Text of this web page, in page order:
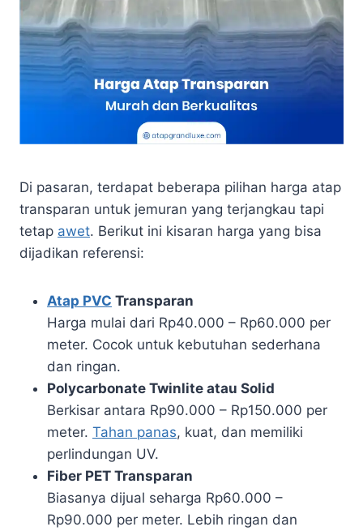
Di pasaran, terdapat beberapa pilihan harga atap
transparan untuk jemuran yang terjangkau tapi
tetap awet. Berikut ini kisaran harga yang bisa
dijadikan referensi:
Atap PVC Transparan
Harga mulai dari Rp40.000 – Rp60.000 per
meter. Cocok untuk kebutuhan sederhana
dan ringan.
Polycarbonate Twinlite atau Solid
Berkisar antara Rp90.000 – Rp150.000 per
meter. Tahan panas, kuat, dan memiliki
perlindungan UV.
Fiber PET Transparan
Biasanya dijual seharga Rp60.000 –
Rp90.000 per meter. Lebih ringan dan